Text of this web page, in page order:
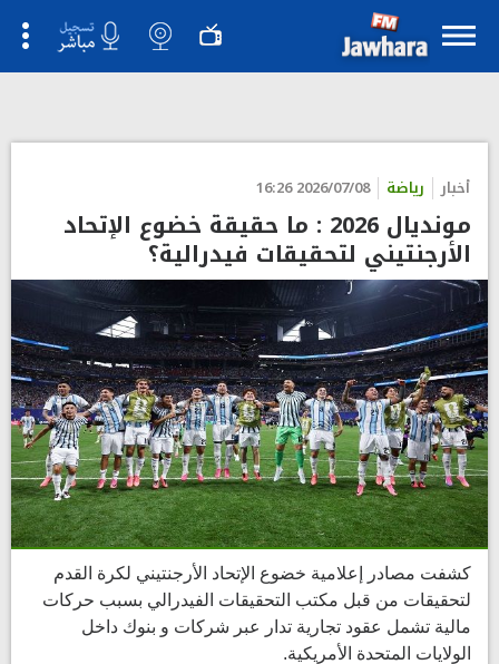
أخبار رياضة 2026/07/08 16:26
مونديال 2026 : ما حقيقة خضوع الإتحاد
الأرجنتيني لتحقيقات فيدرالية؟
كشفت مصادر إعلامية خضوع الإتحاد الأرجنتيني لكرة القدم
لتحقيقات من قبل مكتب التحقيقات الفيدرالي بسبب حركات
مالية تشمل عقود تجارية تدار عبر شركات و بنوك داخل
الولايات المتحدة الأمريكية.